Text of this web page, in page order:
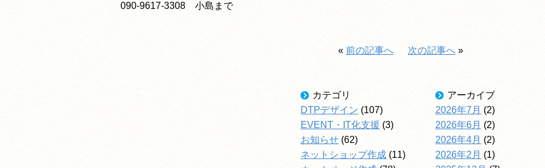
090-9617-3308 小島まで
« 前の記事へ 次の記事へ »
カテゴリ
DTPデザイン (107)
EVENT・IT化支援 (3)
お知らせ (62)
ネットショップ作成 (11)
アーカイブ
2026年7月 (2)
2026年6月 (2)
2026年4月 (2)
2026年2月 (1)